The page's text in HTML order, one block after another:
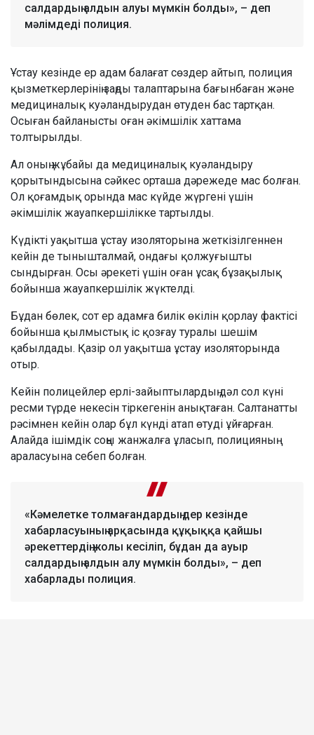
салдардың алдын алуы мүмкін болды», – деп
мәлімдеді полиция.
Ұстау кезінде ер адам балағат сөздер айтып, полиция
қызметкерлерінің заңды талаптарына бағынбаған және
медициналық куәландырудан өтуден бас тартқан.
Осыған байланысты оған әкімшілік хаттама
толтырылды.
Ал оның жұбайы да медициналық куәландыру
қорытындысына сәйкес орташа дәрежеде мас болған.
Ол қоғамдық орында мас күйде жүргені үшін
әкімшілік жауапкершілікке тартылды.
Күдікті уақытша ұстау изоляторына жеткізілгеннен
кейін де тынышталмай, ондағы қолжуғышты
сындырған. Осы әрекеті үшін оған ұсақ бұзақылық
бойынша жауапкершілік жүктелді.
Бұдан бөлек, сот ер адамға билік өкілін қорлау фактісі
бойынша қылмыстық іс қозғау туралы шешім
қабылдады. Қазір ол уақытша ұстау изоляторында
отыр.
Кейін полицейлер ерлі-зайыптылардың дәл сол күні
ресми түрде некесін тіркегенін анықтаған. Салтанатты
рәсімнен кейін олар бұл күнді атап өтуді ұйғарған.
Алайда ішімдік соңы жанжалға ұласып, полицияның
араласуына себеп болған.
«Кәмелетке толмағандардың дер кезінде
хабарласуының арқасында құқыққа қайшы
әрекеттердің жолы кесіліп, бұдан да ауыр
салдардың алдын алу мүмкін болды», – деп
хабарлады полиция.